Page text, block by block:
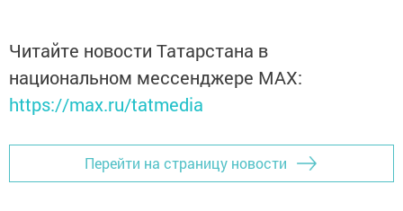
Читайте новости Татарстана в
национальном мессенджере MАХ:
https://max.ru/tatmedia
Перейти на страницу новости